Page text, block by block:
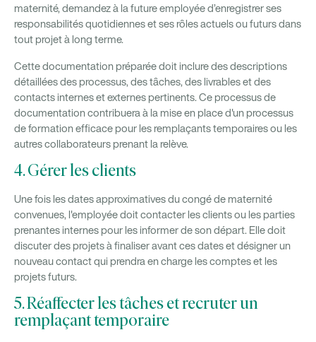
maternité, demandez à la future employée d’enregistrer ses
responsabilités quotidiennes et ses rôles actuels ou futurs dans
tout projet à long terme.
Cette documentation préparée doit inclure des descriptions
détaillées des processus, des tâches, des livrables et des
contacts internes et externes pertinents. Ce processus de
documentation contribuera à la mise en place d'un processus
de formation efficace pour les remplaçants temporaires ou les
autres collaborateurs prenant la relève.
4. Gérer les clients
Une fois les dates approximatives du congé de maternité
convenues, l'employée doit contacter les clients ou les parties
prenantes internes pour les informer de son départ. Elle doit
discuter des projets à finaliser avant ces dates et désigner un
nouveau contact qui prendra en charge les comptes et les
projets futurs.
5. Réaffecter les tâches et recruter un
remplaçant temporaire